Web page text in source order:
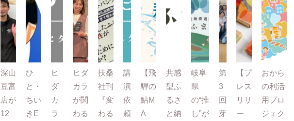
深山
豆富
店が
12
ひ
と・
ちい
きE
ヒ
ダ
カ
ラ
ヒダ
カラ
が関
わる
扶桑
社刊
『変
わる
講
演
依
頼
【飛
騨の
鮎M
A
共感
型ふ
るさ
と納
岐阜
県
の“推
し”が
第
3
回
芽
【プ
レス
リリ
ー
おから
の利活
用プロ
ジェク